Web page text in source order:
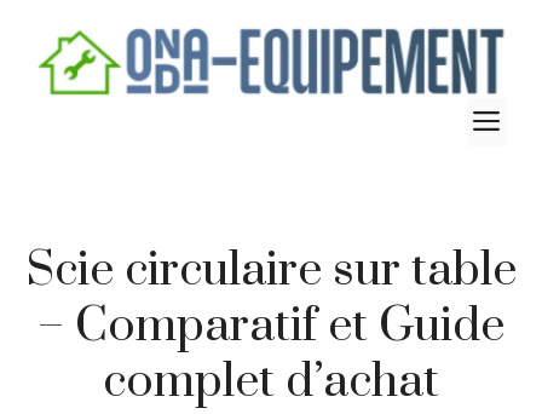
contenu
Scie circulaire sur table
– Comparatif et Guide
complet d’achat